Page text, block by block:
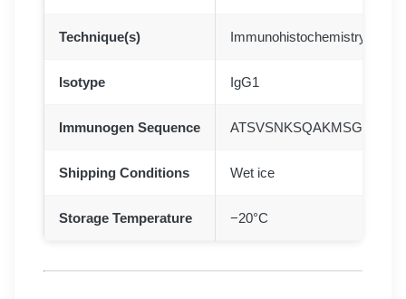
Technique(s) Immunohistochemistry
Isotype IgG1
Immunogen Sequence
Shipping Conditions Wet ice
Storage Temperature −20°C